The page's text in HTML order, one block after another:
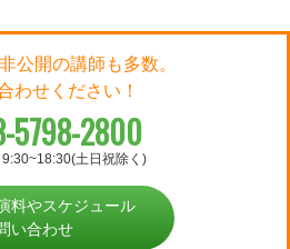
公開の講師も多数。
わせください！
5798-2800
土日祝除く)
料やスケジュール
い合わせ